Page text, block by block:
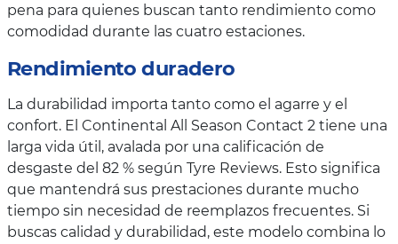
pena para quienes buscan tanto rendimiento como
comodidad durante las cuatro estaciones.
Rendimiento duradero
La durabilidad importa tanto como el agarre y el
confort. El Continental All Season Contact 2 tiene una
larga vida útil, avalada por una calificación de
desgaste del 82 % según Tyre Reviews. Esto significa
que mantendrá sus prestaciones durante mucho
tiempo sin necesidad de reemplazos frecuentes. Si
buscas calidad y durabilidad, este modelo combina lo